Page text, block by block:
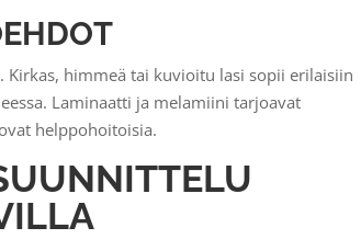
Kirkas, himmeä tai kuvioitu lasi sopii erilaisiin
Laminaatti ja melamiini tarjoavat
helppohoitoisia.